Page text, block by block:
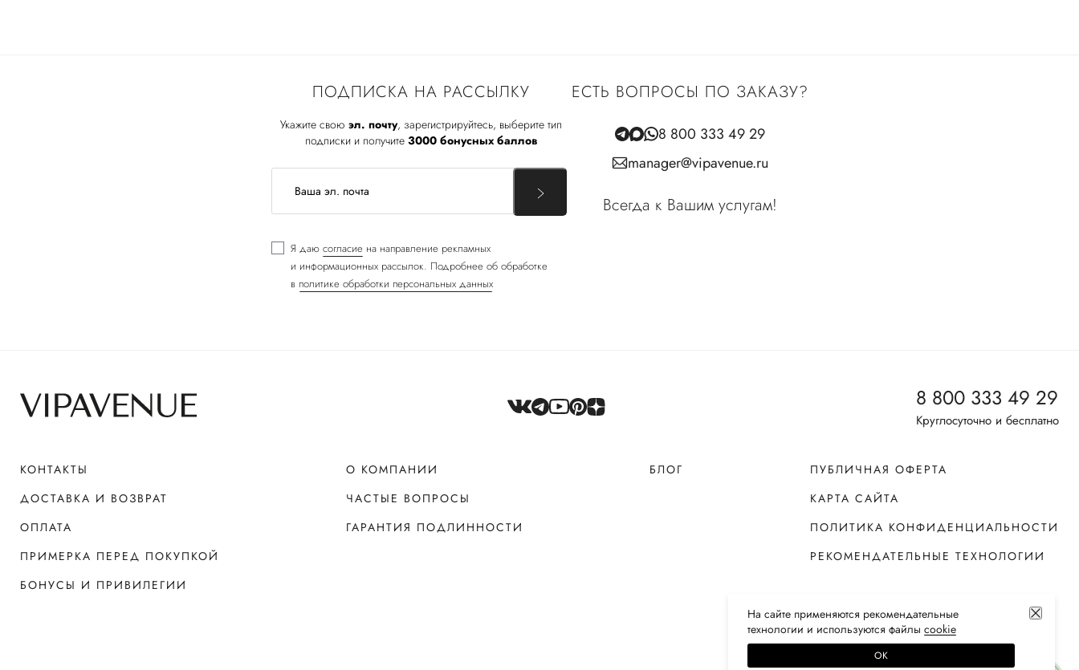
ПОДПИСКА НА РАССЫЛКУ
Укажите свою эл. почту, зарегистрируйтесь, выберите тип
подписки и получите 3000 бонусных баллов
Я даю согласие на направление рекламных
и информационных рассылок. Подробнее об обработке
в политике обработки персональных данных
ЕСТЬ ВОПРОСЫ ПО ЗАКАЗУ?
8 800 333 49 29
manager@vipavenue.ru
Всегда к Вашим услугам!
8 800 333 49 29
Круглосуточно и бесплатно
КОНТАКТЫ
ДОСТАВКА И ВОЗВРАТ
ОПЛАТА
ПРИМЕРКА ПЕРЕД ПОКУПКОЙ
БОНУСЫ И ПРИВИЛЕГИИ
О КОМПАНИИ
ЧАСТЫЕ ВОПРОСЫ
ГАРАНТИЯ ПОДЛИННОСТИ
БЛОГ
ПУБЛИЧНАЯ ОФЕРТА
КАРТА САЙТА
ПОЛИТИКА КОНФИДЕНЦИАЛЬНОСТИ
РЕКОМЕНДАТЕЛЬНЫЕ ТЕХНОЛОГИИ
На сайте применяются рекомендательные
технологии и используются файлы сооkiе
ОК